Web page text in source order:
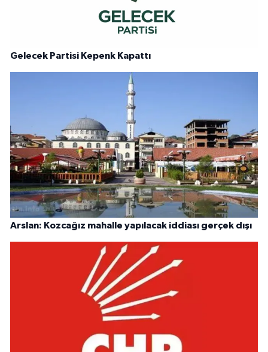
Gelecek Partisi Kepenk Kapattı
Arslan: Kozcağız mahalle yapılacak iddiası gerçek dışı